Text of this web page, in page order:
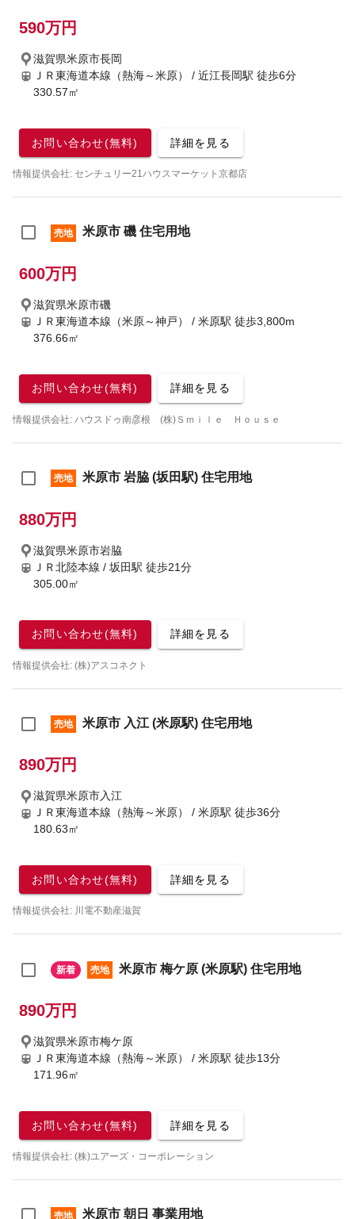
590万円
滋賀県米原市長岡
ＪＲ東海道本線（熱海～米原） / 近江長岡駅 徒歩6分
330.57㎡
お問い合わせ(無料) 詳細を見る
情報提供会社: センチュリー21ハウスマーケット京都店
売地 米原市 磯 住宅用地
600万円
滋賀県米原市磯
ＪＲ東海道本線（米原～神戸） / 米原駅 徒歩3,800m
376.66㎡
お問い合わせ(無料) 詳細を見る
情報提供会社: ハウスドゥ南彦根 (株)Ｓｍｉｌｅ Ｈｏｕｓｅ
売地 米原市 岩脇 (坂田駅) 住宅用地
880万円
滋賀県米原市岩脇
ＪＲ北陸本線 / 坂田駅 徒歩21分
305.00㎡
お問い合わせ(無料) 詳細を見る
情報提供会社: (株)アスコネクト
売地 米原市 入江 (米原駅) 住宅用地
890万円
滋賀県米原市入江
ＪＲ東海道本線（熱海～米原） / 米原駅 徒歩36分
180.63㎡
お問い合わせ(無料) 詳細を見る
情報提供会社: 川電不動産滋賀
新着 売地 米原市 梅ケ原 (米原駅) 住宅用地
890万円
滋賀県米原市梅ケ原
ＪＲ東海道本線（熱海～米原） / 米原駅 徒歩13分
171.96㎡
お問い合わせ(無料) 詳細を見る
情報提供会社: (株)ユアーズ・コーポレーション
売地 米原市 朝日 事業用地